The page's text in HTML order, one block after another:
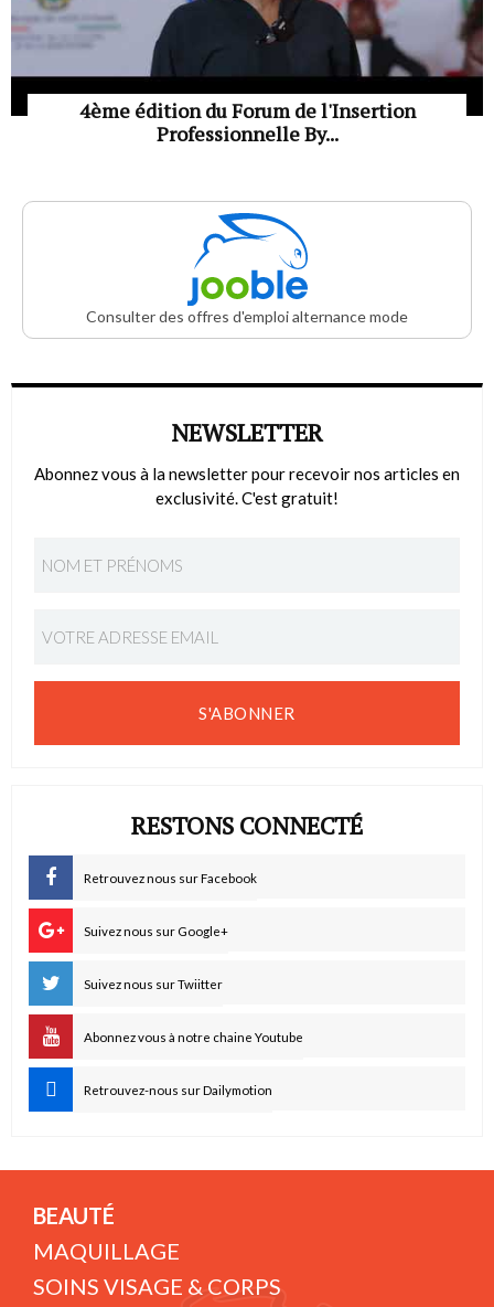
4ème édition du Forum de l'Insertion
Professionnelle By...
Consulter des offres d'emploi alternance mode
NEWSLETTER
Abonnez vous à la newsletter pour recevoir nos articles en
exclusivité. C'est gratuit!
S'ABONNER
RESTONS CONNECTÉ
Retrouvez nous sur Facebook
Suivez nous sur Google+
Suivez nous sur Twiitter
Abonnez vous à notre chaine Youtube
Retrouvez-nous sur Dailymotion
BEAUTÉ
MAQUILLAGE
SOINS VISAGE & CORPS